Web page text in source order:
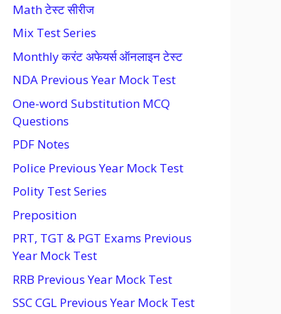
Math टेस्ट सीरीज
Mix Test Series
Monthly करंट अफेयर्स ऑनलाइन टेस्ट
NDA Previous Year Mock Test
One-word Substitution MCQ
Questions
PDF Notes
Police Previous Year Mock Test
Polity Test Series
Preposition
PRT, TGT & PGT Exams Previous
Year Mock Test
RRB Previous Year Mock Test
SSC CGL Previous Year Mock Test